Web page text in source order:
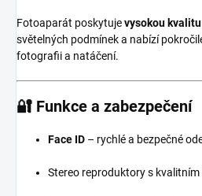
Fotoaparát poskytujevysokou
světelných podmínek a nabízí
fotografii a natáčení.
🔐 Funkce a zabezpečení
Face ID – rychlé a bezpečné
Stereo reproduktory s kvalitním